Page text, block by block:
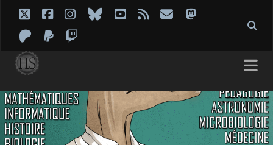
twitterfacebook
instagram
blueskyyoutube
rss emailmastodon
patreon
paypal